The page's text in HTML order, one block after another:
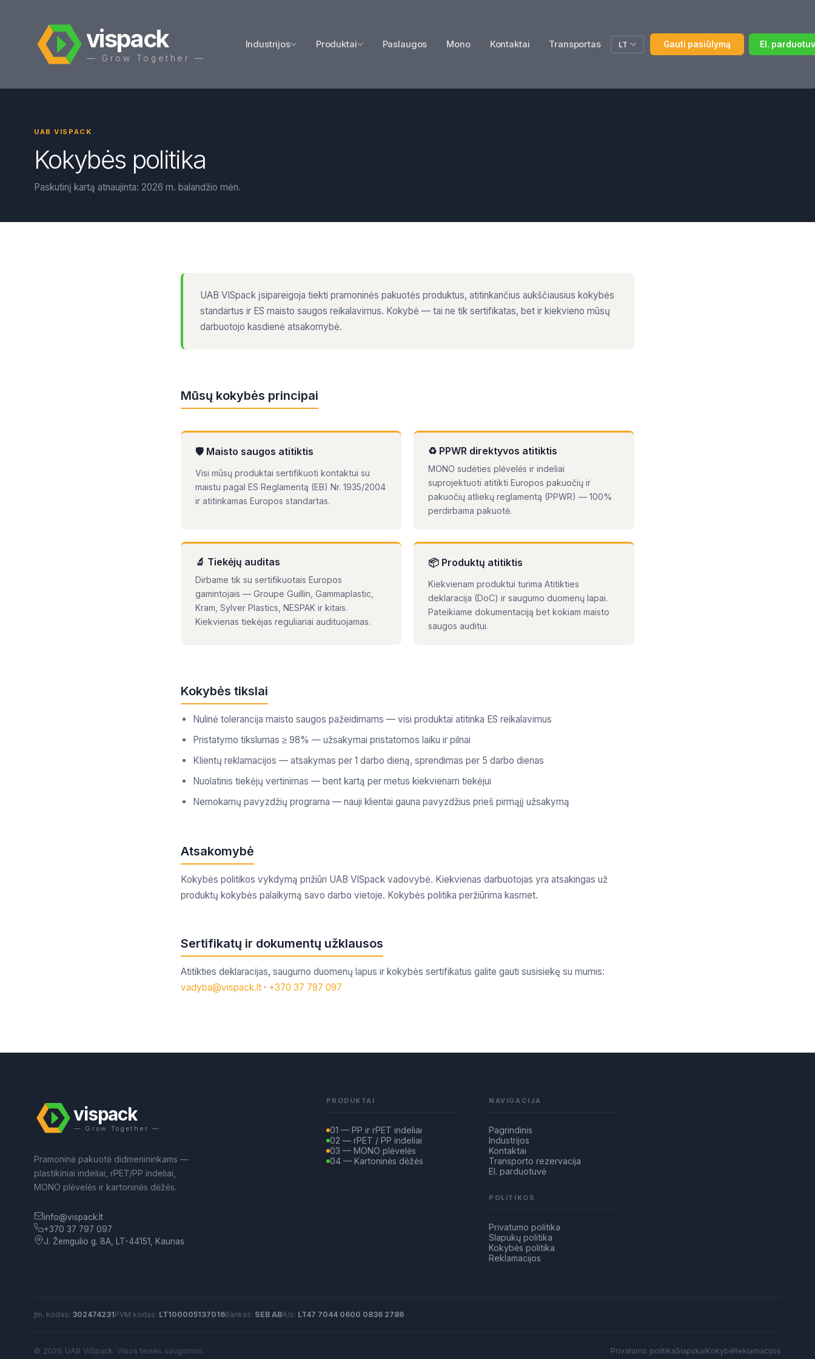
vispack
— Grow Together —
Industrijos Produktai Paslaugos Mono Kontaktai Transportas LT Gauti pasiūlymą El.
UAB VISPACK
Kokybės politika
Paskutinį kartą atnaujinta: 2026 m. balandžio mėn.
UAB VISpack įsipareigoja tiekti pramoninės pakuotės produktus, atitinkančius aukščiausius kokybės
standartus ir ES maisto saugos reikalavimus. Kokybė — tai ne tik sertifikatas, bet ir kiekvieno mūsų
darbuotojo kasdienė atsakomybė.
Mūsų kokybės principai
🛡 Maisto saugos atitiktis
Visi mūsų produktai sertifikuoti kontaktui su
maistu pagal ES Reglamentą (EB) Nr. 1935/2004
ir atitinkamas Europos standartas.
♻ PPWR direktyvos atitiktis
MONO sudėties plėvelės ir indeliai
suprojektuoti atitikti Europos pakuočių ir
pakuočių atliekų reglamentą (PPWR) — 100%
perdirbama pakuotė.
🔬 Tiekėjų auditas
Dirbame tik su sertifikuotais Europos
gamintojais — Groupe Guillin, Gammaplastic,
Kram, Sylver Plastics, NESPAK ir kitais.
Kiekvienas tiekėjas reguliariai audituojamas.
📦 Produktų atitiktis
Kiekvienam produktui turima Atitikties
deklaracija (DoC) ir saugumo duomenų lapai.
Pateikiame dokumentaciją bet kokiam maisto
saugos auditui.
Kokybės tikslai
Nulinė tolerancija maisto saugos pažeidimams — visi produktai atitinka ES reikalavimus
Pristatymo tikslumas ≥ 98% — užsakymai pristatomos laiku ir pilnai
Klientų reklamacijos — atsakymas per 1 darbo dieną, sprendimas per 5 darbo dienas
Nuolatinis tiekėjų vertinimas — bent kartą per metus kiekvienam tiekėjui
Nemokamų pavyzdžių programa — nauji klientai gauna pavyzdžius prieš pirmąjį užsakymą
Atsakomybė
Kokybės politikos vykdymą prižiūri UAB VISpack vadovybė. Kiekvienas darbuotojas yra atsakingas už
produktų kokybės palaikymą savo darbo vietoje. Kokybės politika peržiūrima kasmet.
Sertifikatų ir dokumentų užklausos
Atitikties deklaracijas, saugumo duomenų lapus ir kokybės sertifikatus galite gauti susisiekę su mumis:
vadyba@vispack.lt · +370 37 797 097
vispack
— Grow Together —
Pramoninė pakuotė didmenininkams —
plastikiniai indeliai, rPET/PP indeliai,
MONO plėvelės ir kartoninės dėžės.
info@vispack.lt
+370 37 797 097
J. Žemgulio g. 8A, LT-44151, Kaunas
PRODUKTAI
01 — PP ir rPET indeliai
02 — rPET / PP indeliai
03 — MONO plėvelės
04 — Kartoninės dėžės
NAVIGACIJA
Pagrindinis
Industrijos
Kontaktai
Transporto rezervacija
El. parduotuvė
POLITIKOS
Privatumo politika
Slapukų politika
Kokybės politika
Reklamacijos
Įm. kodas: 302474231PVM kodas: LT100005137016Bankas: SEB ABA/s: LT47 7044 0600 0836 2786
© 2026 UAB VISpack. Visos teisės saugomos. Privatumo politikaSlapukaiKokybėReklamacijos